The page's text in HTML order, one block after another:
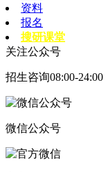
资料
报名
搜研课堂
关注公众号
招生咨询08:00-24:00
微信公众号